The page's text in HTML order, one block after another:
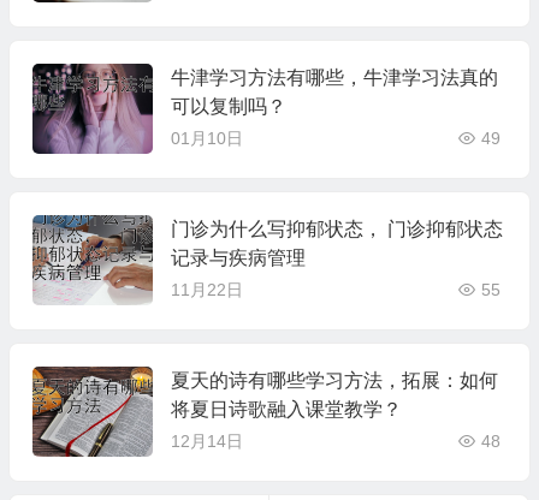
牛津学习方法有哪些，牛津学习法真的
可以复制吗？
01月10日 49
门诊为什么写抑郁状态， 门诊抑郁状态
记录与疾病管理
11月22日 55
夏天的诗有哪些学习方法，拓展：如何
将夏日诗歌融入课堂教学？
12月14日 48